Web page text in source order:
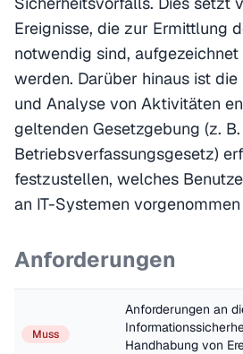
Ereignisse, die zur Ermittlung
notwendig sind,
werden. Darüber hinaus ist
und Analyse von Aktivitäten
geltenden Gesetzgebung (z.
Betriebsverfassungsgesetz)
festzustellen, welches
an IT-Systemen vorgenommen
Anforderungen
Muss
Anforderungen an
Handhabung von